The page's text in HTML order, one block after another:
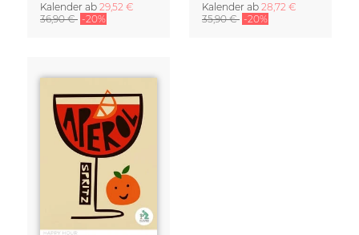
Kalender ab 29,52 €
36,90 € -20%
Kalender ab 28,72 €
35,90 € -20%